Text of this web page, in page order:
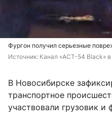
Фургон получил серьезные
Источник: Канал «АСТ-54 Black» в
В Новосибирске
транспортное
участвовали грузовик и